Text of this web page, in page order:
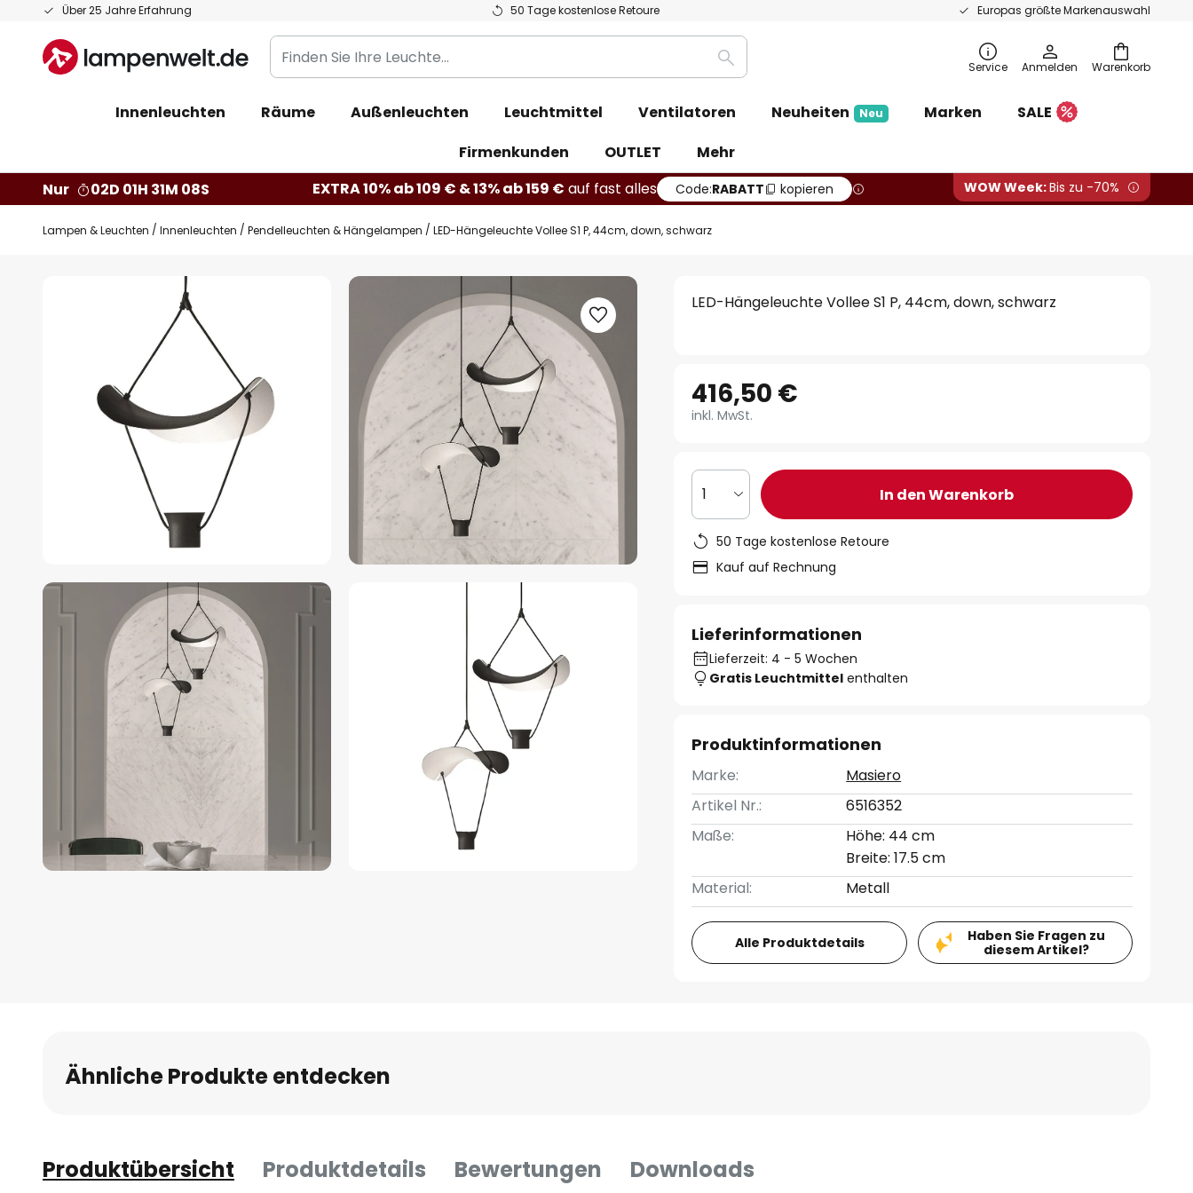
Über 25 Jahre Erfahrung 50 Tage kostenlose Retoure Europas größte Markenauswahl
Zum
springen
Warenkorb
Finden
Sie
Leuchte...
Suche Service Anmelden
Innenleuchten Räume Außenleuchten Leuchtmittel Ventilatoren Neuheiten Neu Marken
SALE
Firmenkunden
OUTLET
Mehr
Nur
02D 01H 31M 07S EXTRA 10% ab 109 € & 13% ab 159 € auf fast alles Code:RABATT kopieren WOW Week:Bis zu -70%
Lampen & Leuchten Innenleuchten Pendelleuchten & Hängelampen LED-Hängeleuchte Vollee S1 P, 44cm, down, schwarz
LED-Hängeleuchte Vollee S1 P, 44cm, down, schwarz
416,50 €
inkl. MwSt.
1 In den Warenkorb
50 Tage kostenlose Retoure
Kauf auf Rechnung
Lieferinformationen
Lieferzeit: 4 - 5 Wochen
Gratis Leuchtmittel enthalten
Produktinformationen
Marke:
Masiero
Artikel Nr.:
6516352
Maße:
Höhe: 44 cm
Breite: 17.5 cm
Material:
Metall
Alle Produktdetails
Haben Sie Fragen zu
diesem Artikel?
Ähnliche Produkte entdecken
Produktübersicht Produktdetails Bewertungen Downloads